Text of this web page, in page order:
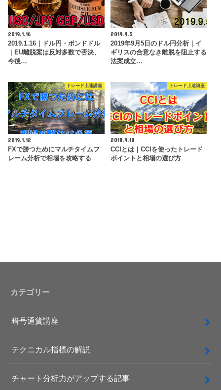
2019.1.16
2019.1.16｜ドル円・ポンドドル
｜EU離脱案は反対多数で否決、
今後…
2019.9.5
2019年9月5日のドル円分析｜イ
ギリスの合意なき離脱を阻止する
法案成立…
トレード上達講座
2019.1.12
FXで勝つためにマルチタイムフ
レーム分析で相場を攻略する
トレード上達講座
2018.9.18
CCIとは｜CCIを使ったトレード
ポイントと相場の選び方
カテゴリー
暗号通貨講座
テクニカル指標の解説
チャート分析力がアップする記事